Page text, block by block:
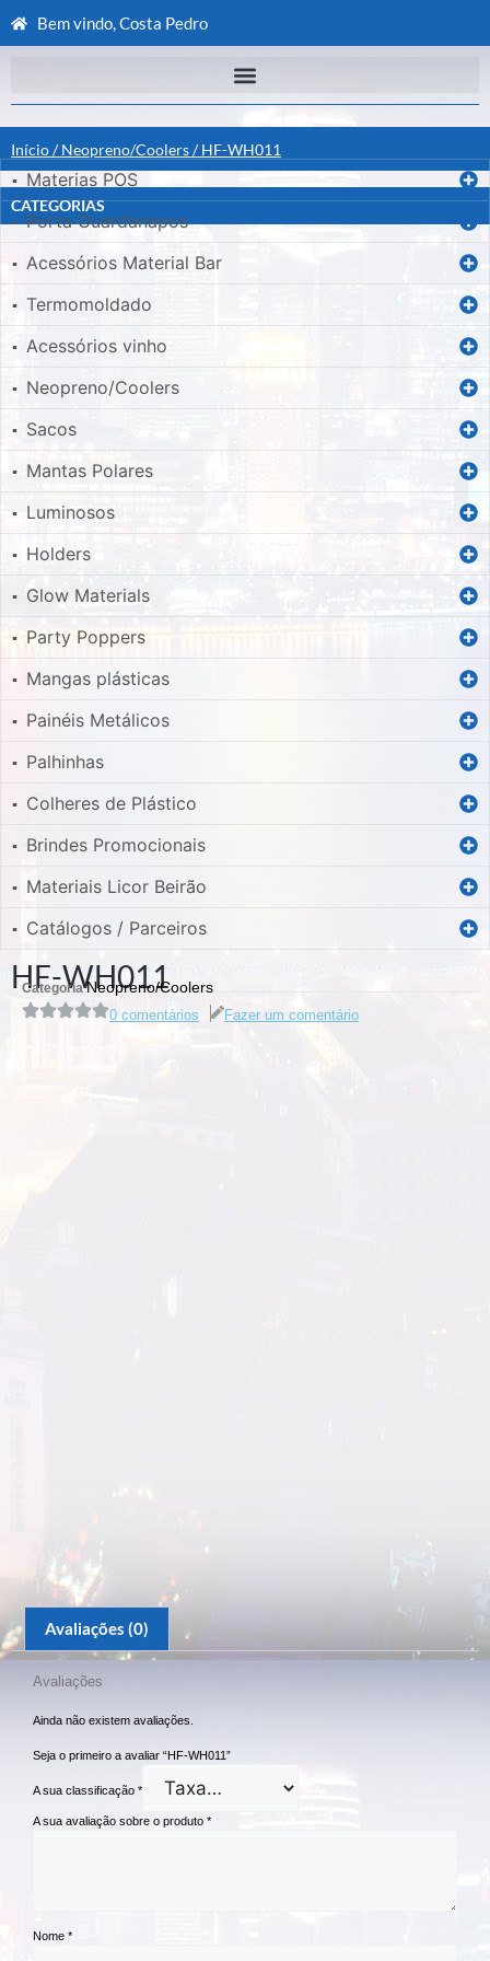
Bem vindo, Costa Pedro
Início/Neopreno/Coolers/ HF-WH011
CATEGORIAS
▪ Materias POS
▪ Porta Guardanapos
▪ Acessórios Material Bar
▪ Termomoldado
▪ Acessórios vinho
▪ Neopreno/Coolers
▪ Sacos
▪ Mantas Polares
▪ Luminosos
▪ Holders
▪ Glow Materials
▪ Party Poppers
▪ Mangas plásticas
▪ Painéis Metálicos
▪ Palhinhas
▪ Colheres de Plástico
▪ Brindes Promocionais
▪ Materiais Licor Beirão
▪ Catálogos / Parceiros
HF-WH011
Categoria Neopreno/Coolers
0 comentários Fazer um comentário
Avaliações (0)
Avaliações
Ainda não existem avaliações.
Seja o primeiro a avaliar “HF-WH011”
A sua classificação *
A sua avaliação sobre o produto *
Nome *